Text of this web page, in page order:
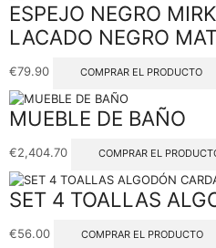
ESPEJO NEGRO
LACADO NEGRO
€79.90 COMPRAR EL PRODUCTO
MUEBLE DE BAÑO
€2,404.70 COMPRAR EL
SET 4 TOALLAS
€56.00 COMPRAR EL PRODUCTO